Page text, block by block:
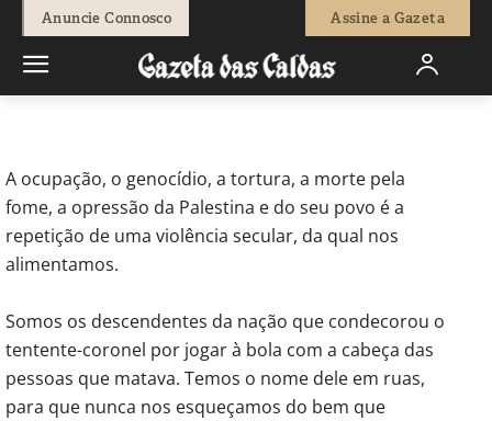
Anuncie Connosco Assine a Gazeta
Editor 1 - 28 de Agosto, 2025 0
A ocupação, o genocídio, a tortura, a morte pela
fome, a opressão da Palestina e do seu povo é a
repetição de uma violência secular, da qual nos
alimentamos.
Somos os descendentes da nação que condecorou o
tentente-coronel por jogar à bola com a cabeça das
pessoas que matava. Temos o nome dele em ruas,
para que nunca nos esqueçamos do bem que